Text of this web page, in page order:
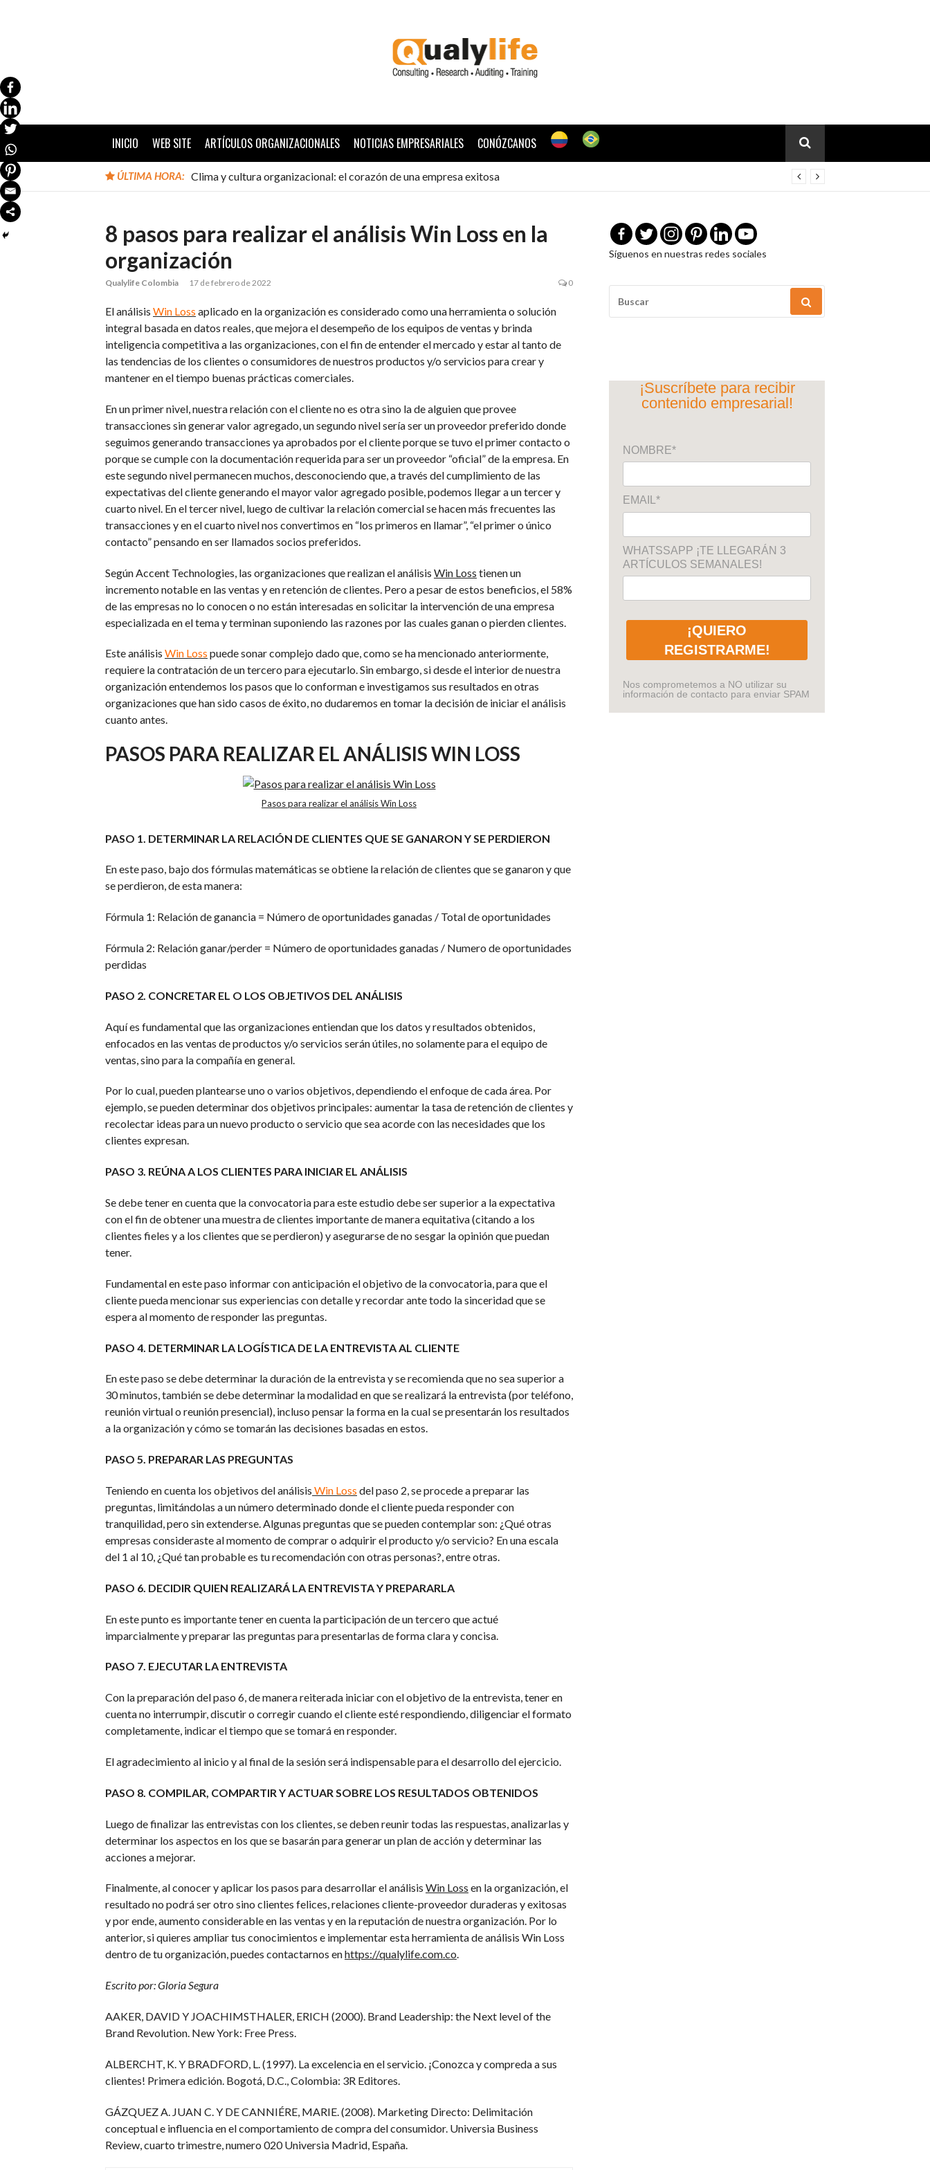
INICIO WEB SITE ARTÍCULOS ORGANIZACIONALES NOTICIAS EMPRESARIALES CONÓZCANOS
ÚLTIMA HORA: Clima y cultura organizacional: el corazón de una empresa exitosa
8 pasos para realizar el análisis Win Loss en la
organización
Qualylife Colombia 17 de febrero de 2022 0
El análisis Win Loss aplicado en la organización es considerado como una herramienta o solución
integral basada en datos reales, que mejora el desempeño de los equipos de ventas y brinda
inteligencia competitiva a las organizaciones, con el fin de entender el mercado y estar al tanto de
las tendencias de los clientes o consumidores de nuestros productos y/o servicios para crear y
mantener en el tiempo buenas prácticas comerciales.
En un primer nivel, nuestra relación con el cliente no es otra sino la de alguien que provee
transacciones sin generar valor agregado, un segundo nivel sería ser un proveedor preferido donde
seguimos generando transacciones ya aprobados por el cliente porque se tuvo el primer contacto o
porque se cumple con la documentación requerida para ser un proveedor “oficial” de la empresa. En
este segundo nivel permanecen muchos, desconociendo que, a través del cumplimiento de las
expectativas del cliente generando el mayor valor agregado posible, podemos llegar a un tercer y
cuarto nivel. En el tercer nivel, luego de cultivar la relación comercial se hacen más frecuentes las
transacciones y en el cuarto nivel nos convertimos en “los primeros en llamar”, “el primer o único
contacto” pensando en ser llamados socios preferidos.
Según Accent Technologies, las organizaciones que realizan el análisis Win Loss tienen un
incremento notable en las ventas y en retención de clientes. Pero a pesar de estos beneficios, el 58%
de las empresas no lo conocen o no están interesadas en solicitar la intervención de una empresa
especializada en el tema y terminan suponiendo las razones por las cuales ganan o pierden clientes.
Este análisis Win Loss puede sonar complejo dado que, como se ha mencionado anteriormente,
requiere la contratación de un tercero para ejecutarlo. Sin embargo, si desde el interior de nuestra
organización entendemos los pasos que lo conforman e investigamos sus resultados en otras
organizaciones que han sido casos de éxito, no dudaremos en tomar la decisión de iniciar el análisis
cuanto antes.
PASOS PARA REALIZAR EL ANÁLISIS WIN LOSS
Pasos para realizar el análisis Win Loss
PASO 1. DETERMINAR LA RELACIÓN DE CLIENTES QUE SE GANARON Y SE PERDIERON
En este paso, bajo dos fórmulas matemáticas se obtiene la relación de clientes que se ganaron y que
se perdieron, de esta manera:
Fórmula 1: Relación de ganancia = Número de oportunidades ganadas / Total de oportunidades
Fórmula 2: Relación ganar/perder = Número de oportunidades ganadas / Numero de oportunidades
perdidas
PASO 2. CONCRETAR EL O LOS OBJETIVOS DEL ANÁLISIS
Aquí es fundamental que las organizaciones entiendan que los datos y resultados obtenidos,
enfocados en las ventas de productos y/o servicios serán útiles, no solamente para el equipo de
ventas, sino para la compañía en general.
Por lo cual, pueden plantearse uno o varios objetivos, dependiendo el enfoque de cada área. Por
ejemplo, se pueden determinar dos objetivos principales: aumentar la tasa de retención de clientes y
recolectar ideas para un nuevo producto o servicio que sea acorde con las necesidades que los
clientes expresan.
PASO 3. REÚNA A LOS CLIENTES PARA INICIAR EL ANÁLISIS
Se debe tener en cuenta que la convocatoria para este estudio debe ser superior a la expectativa
con el fin de obtener una muestra de clientes importante de manera equitativa (citando a los
clientes fieles y a los clientes que se perdieron) y asegurarse de no sesgar la opinión que puedan
tener.
Fundamental en este paso informar con anticipación el objetivo de la convocatoria, para que el
cliente pueda mencionar sus experiencias con detalle y recordar ante todo la sinceridad que se
espera al momento de responder las preguntas.
PASO 4. DETERMINAR LA LOGÍSTICA DE LA ENTREVISTA AL CLIENTE
En este paso se debe determinar la duración de la entrevista y se recomienda que no sea superior a
30 minutos, también se debe determinar la modalidad en que se realizará la entrevista (por teléfono,
reunión virtual o reunión presencial), incluso pensar la forma en la cual se presentarán los resultados
a la organización y cómo se tomarán las decisiones basadas en estos.
PASO 5. PREPARAR LAS PREGUNTAS
Teniendo en cuenta los objetivos del análisis Win Loss del paso 2, se procede a preparar las
preguntas, limitándolas a un número determinado donde el cliente pueda responder con
tranquilidad, pero sin extenderse. Algunas preguntas que se pueden contemplar son: ¿Qué otras
empresas consideraste al momento de comprar o adquirir el producto y/o servicio? En una escala
del 1 al 10, ¿Qué tan probable es tu recomendación con otras personas?, entre otras.
PASO 6. DECIDIR QUIEN REALIZARÁ LA ENTREVISTA Y PREPARARLA
En este punto es importante tener en cuenta la participación de un tercero que actué
imparcialmente y preparar las preguntas para presentarlas de forma clara y concisa.
PASO 7. EJECUTAR LA ENTREVISTA
Con la preparación del paso 6, de manera reiterada iniciar con el objetivo de la entrevista, tener en
cuenta no interrumpir, discutir o corregir cuando el cliente esté respondiendo, diligenciar el formato
completamente, indicar el tiempo que se tomará en responder.
El agradecimiento al inicio y al final de la sesión será indispensable para el desarrollo del ejercicio.
PASO 8. COMPILAR, COMPARTIR Y ACTUAR SOBRE LOS RESULTADOS OBTENIDOS
Luego de finalizar las entrevistas con los clientes, se deben reunir todas las respuestas, analizarlas y
determinar los aspectos en los que se basarán para generar un plan de acción y determinar las
acciones a mejorar.
Finalmente, al conocer y aplicar los pasos para desarrollar el análisis Win Loss en la organización, el
resultado no podrá ser otro sino clientes felices, relaciones cliente-proveedor duraderas y exitosas
y por ende, aumento considerable en las ventas y en la reputación de nuestra organización. Por lo
anterior, si quieres ampliar tus conocimientos e implementar esta herramienta de análisis Win Loss
dentro de tu organización, puedes contactarnos enhttps://qualylife.com.co.
Escrito por: Gloria Segura
AAKER, DAVID Y JOACHIMSTHALER, ERICH (2000). Brand Leadership: the Next level of the
Brand Revolution. New York: Free Press.
ALBERCHT, K. Y BRADFORD, L. (1997). La excelencia en el servicio. ¡Conozca y compreda a sus
clientes! Primera edición. Bogotá, D.C., Colombia: 3R Editores.
GÁZQUEZ A. JUAN C. Y DE CANNIÉRE, MARIE. (2008). Marketing Directo: Delimitación
conceptual e influencia en el comportamiento de compra del consumidor. Universia Business
Review, cuarto trimestre, numero 020 Universia Madrid, España.
Síguenos en nuestras redes sociales
POR:
¡Suscríbete para recibir
contenido empresarial!
NOMBRE*
EMAIL*
WHATSSAPP ¡TE LLEGARÁN 3
ARTÍCULOS SEMANALES!
¡QUIERO
REGISTRARME!
Nos comprometemos a NO utilizar su
información de contacto para enviar SPAM